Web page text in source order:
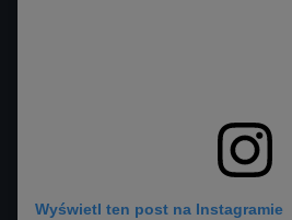
Wyświetl ten post na Instagramie